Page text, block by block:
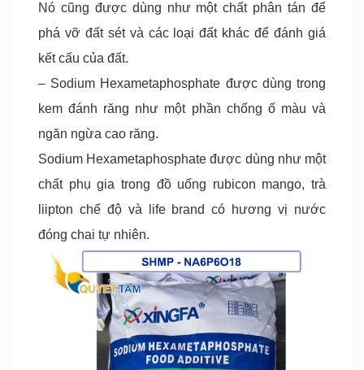
Nó cũng được dùng như một chất phân tán để
phá vỡ đất sét và các loại đất khác để đánh giá
kết cấu của đất.
– Sodium Hexametaphosphate được dùng trong
kem đánh răng như một phần chống ố màu và
ngăn ngừa cao răng.
Sodium Hexametaphosphate được dùng như một
chất phụ gia trong đồ uống rubicon mango, trà
liipton chế độ và life brand có hương vị nước
đóng chai tự nhiên.